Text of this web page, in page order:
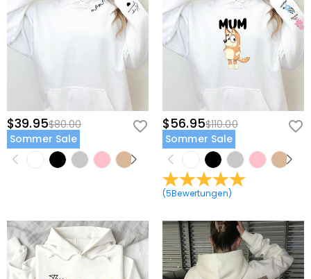
$39.95$80.00
Sommer Sale
$56.95$110.00
Sommer Sale
(5Bewertungen)